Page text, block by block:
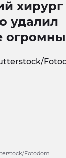
хирург
удалил
Fotodom